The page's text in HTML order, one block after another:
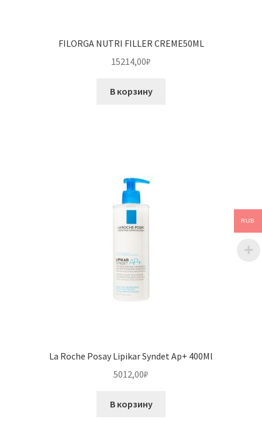
FILORGA NUTRI FILLER CREME50ML
15214,00₽
В корзину
La Roche Posay Lipikar Syndet Ap+ 400Ml
5012,00₽
В корзину
RUB